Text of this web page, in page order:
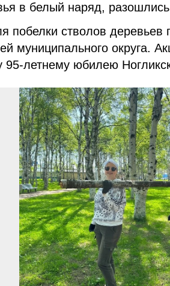
в белый наряд,
побелки стволов деревьев
муниципального округа.
летнему юбилею